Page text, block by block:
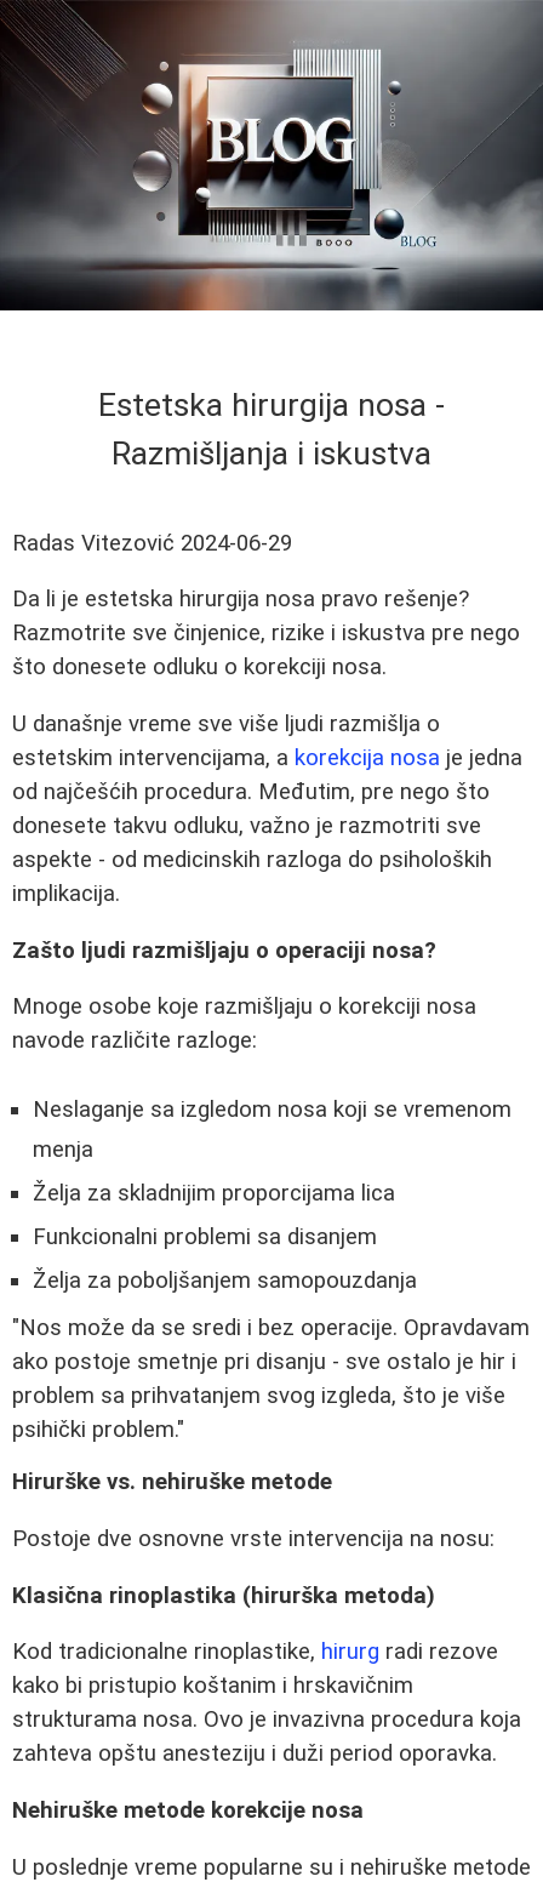
Estetska hirurgija nosa -
Razmišljanja i iskustva
Radas Vitezović 2024-06-29
Da li je estetska hirurgija nosa pravo rešenje?
Razmotrite sve činjenice, rizike i iskustva pre nego
što donesete odluku o korekciji nosa.
U današnje vreme sve više ljudi razmišlja o
estetskim intervencijama, a korekcija nosa je jedna
od najčešćih procedura. Međutim, pre nego što
donesete takvu odluku, važno je razmotriti sve
aspekte - od medicinskih razloga do psiholoških
implikacija.
Zašto ljudi razmišljaju o operaciji nosa?
Mnoge osobe koje razmišljaju o korekciji nosa
navode različite razloge:
Neslaganje sa izgledom nosa koji se vremenom
menja
Želja za skladnijim proporcijama lica
Funkcionalni problemi sa disanjem
Želja za poboljšanjem samopouzdanja
"Nos može da se sredi i bez operacije. Opravdavam
ako postoje smetnje pri disanju - sve ostalo je hir i
problem sa prihvatanjem svog izgleda, što je više
psihički problem."
Hirurške vs. nehiruške metode
Postoje dve osnovne vrste intervencija na nosu:
Klasična rinoplastika (hirurška metoda)
Kod tradicionalne rinoplastike, hirurg radi rezove
kako bi pristupio koštanim i hrskavičnim
strukturama nosa. Ovo je invazivna procedura koja
zahteva opštu anesteziju i duži period oporavka.
Nehiruške metode korekcije nosa
U poslednje vreme popularne su i nehiruške metode